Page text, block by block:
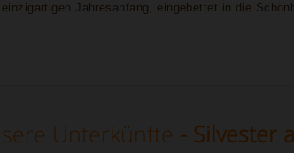
Jahresanfang, eingebettet in die
Unterkünfte - Silvester